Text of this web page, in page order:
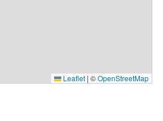
Leaflet | ©OpenStreetMap